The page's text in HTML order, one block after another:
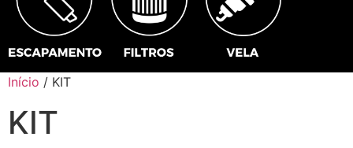
Início / KIT
KIT